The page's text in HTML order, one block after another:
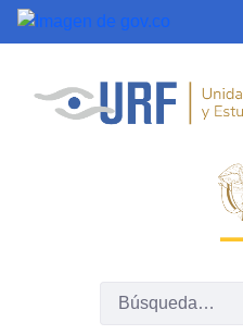
Saltar al contenido principal